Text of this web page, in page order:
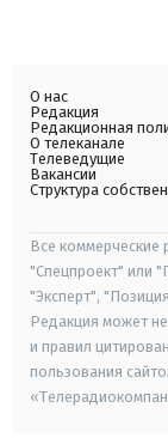
О нас
Редакция
Редакционная
О телеканале
Телеведущие
Вакансии
Структура
Все коммерческие
"Спецпроект" или
"Эксперт",
Редакция может
и правил
пользования